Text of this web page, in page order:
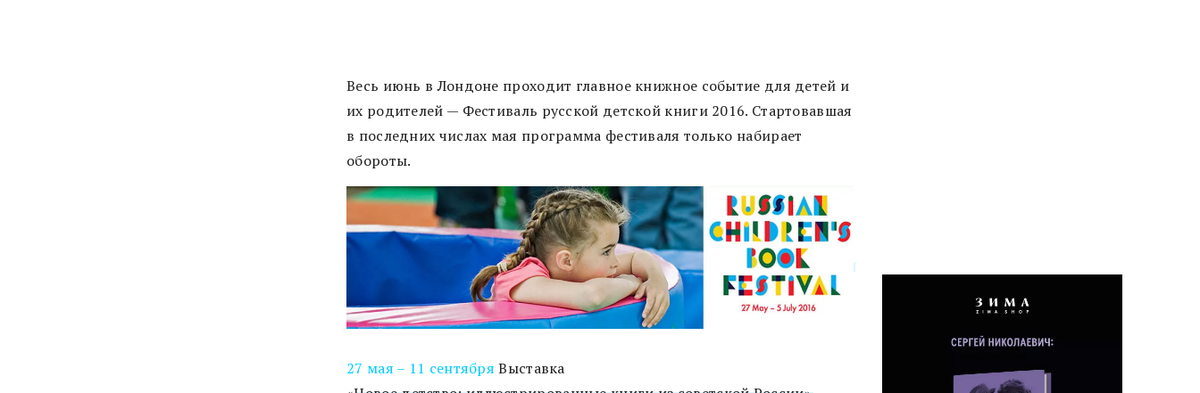
Весь июнь в Лондоне проходит главное книжное событие для детей и
их родителей — Фестиваль русской детской книги 2016. Стартовавшая
в последних числах мая программа фестиваля только набирает
обороты.
27 мая – 11 сентября Выставка